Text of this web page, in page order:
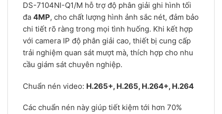
DS-7104NI-Q1/M hỗ trợ độ phân giải ghi hình tối
đa 4MP, cho chất lượng hình ảnh sắc nét, đảm bảo
chi tiết rõ ràng trong mọi tình huống. Khi kết hợp
với camera IP độ phân giải cao, thiết bị cung cấp
trải nghiệm quan sát mượt mà, thích hợp cho nhu
cầu giám sát chuyên nghiệp.
Chuẩn nén video: H.265+, H.265, H.264+, H.264
Các chuẩn nén này giúp tiết kiệm tới hơn 70%